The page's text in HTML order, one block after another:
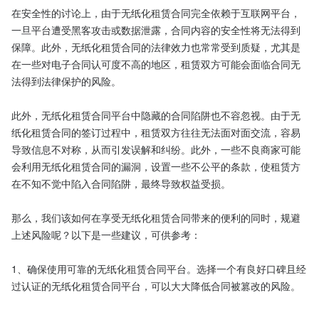
在安全性的讨论上，由于无纸化租赁合同完全依赖于互联网平台，
一旦平台遭受黑客攻击或数据泄露，合同内容的安全性将无法得到
保障。此外，无纸化租赁合同的法律效力也常常受到质疑，尤其是
在一些对电子合同认可度不高的地区，租赁双方可能会面临合同无
法得到法律保护的风险。
此外，无纸化租赁合同平台中隐藏的合同陷阱也不容忽视。由于无
纸化租赁合同的签订过程中，租赁双方往往无法面对面交流，容易
导致信息不对称，从而引发误解和纠纷。此外，一些不良商家可能
会利用无纸化租赁合同的漏洞，设置一些不公平的条款，使租赁方
在不知不觉中陷入合同陷阱，最终导致权益受损。
那么，我们该如何在享受无纸化租赁合同带来的便利的同时，规避
上述风险呢？以下是一些建议，可供参考：
1、确保使用可靠的无纸化租赁合同平台。选择一个有良好口碑且经
过认证的无纸化租赁合同平台，可以大大降低合同被篡改的风险。